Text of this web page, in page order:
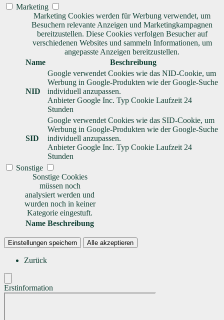
Marketing
Marketing Cookies werden für Werbung verwendet, um
Besuchern relevante Anzeigen und Marketingkampagnen
bereitzustellen. Diese Cookies verfolgen Besucher auf
verschiedenen Websites und sammeln Informationen, um
angepasste Anzeigen bereitzustellen.
Name
Beschreibung
NID
Google verwendet Cookies wie das NID-Cookie, um
Werbung in Google-Produkten wie der Google-Suche
individuell anzupassen.
Anbieter Google Inc. Typ Cookie Laufzeit 24
Stunden
SID
Google verwendet Cookies wie das SID-Cookie, um
Werbung in Google-Produkten wie der Google-Suche
individuell anzupassen.
Anbieter Google Inc. Typ Cookie Laufzeit 24
Stunden
Sonstige
Sonstige Cookies
müssen noch
analysiert werden und
wurden noch in keiner
Kategorie eingestuft.
Name Beschreibung
Einstellungen speichern Alle akzeptieren
Zurück
Erstinformation